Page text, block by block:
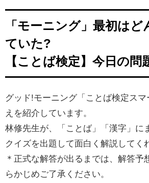
「モーニング」最初はど
ていた?
【ことば検定】今日の問
グッド!モーニング「ことば検定ス
えを紹介しています。
林修先生が、「ことば」「漢字」に
クイズを出題して面白く解説してく
＊正式な解答が出るまでは、解答予
らかじめご了承ください。